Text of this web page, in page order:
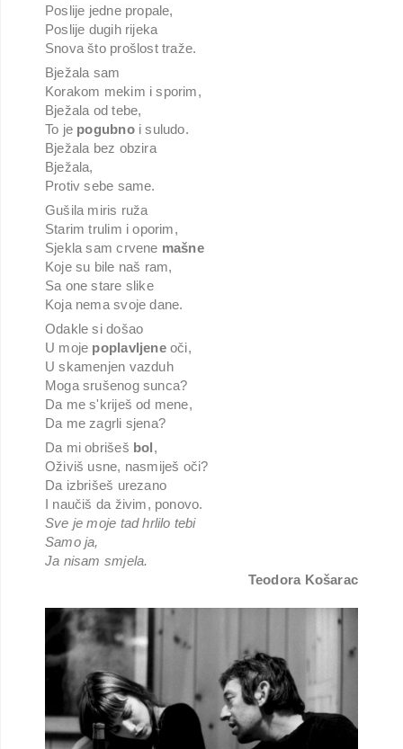
Poslije jedne propale,
Poslije dugih rijeka
Snova što prošlost traže.
Bježala sam
Korakom mekim i sporim,
Bježala od tebe,
To je pogubno i suludo.
Bježala bez obzira
Bježala,
Protiv sebe same.
Gušila miris ruža
Starim trulim i oporim,
Sjekla sam crvene mašne
Koje su bile naš ram,
Sa one stare slike
Koja nema svoje dane.
Odakle si došao
U moje poplavljeneoči,
U skamenjen vazduh
Moga srušenog sunca?
Da me s'kriješ od mene,
Da me zagrli sjena?
Da mi obrišeš bol,
Oživiš usne, nasmiješ oči?
Da izbrišeš urezano
I naučiš da živim, ponovo.
Sve je moje tad hrlilo tebi
Samo ja,
Ja nisam smjela.
Teodora Košarac